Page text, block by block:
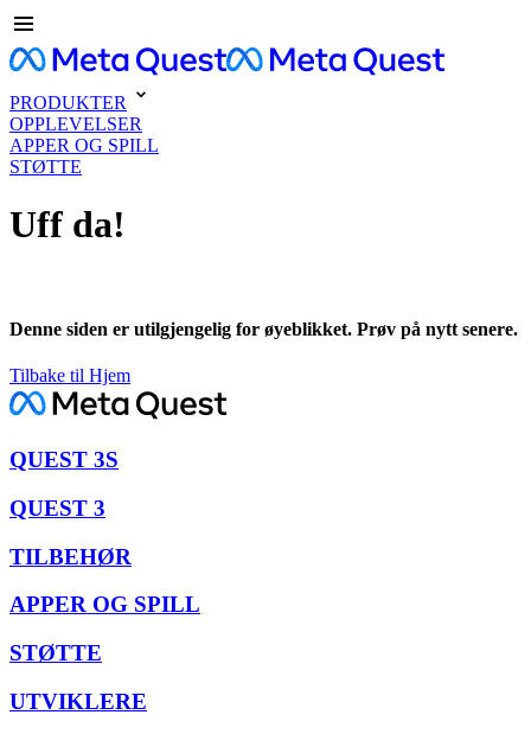
PRODUKTER
OPPLEVELSER
APPER OG SPILL
STØTTE
Uff da!
Denne siden er utilgjengelig for øyeblikket. Prøv på nytt senere.
Tilbake til Hjem
QUEST 3S
QUEST 3
TILBEHØR
APPER OG SPILL
STØTTE
UTVIKLERE